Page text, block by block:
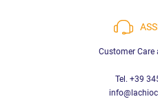
Customer Care
Tel. +39